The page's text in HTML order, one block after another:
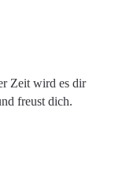
Zeit wird es dir
freust dich.